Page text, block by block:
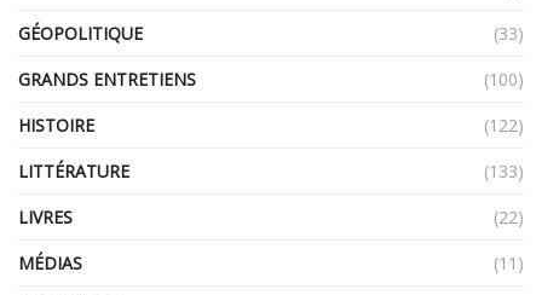
GÉOPOLITIQUE
(33)
GRANDS ENTRETIENS
(100)
HISTOIRE
(122)
LITTÉRATURE
(133)
LIVRES
(22)
MÉDIAS
(11)